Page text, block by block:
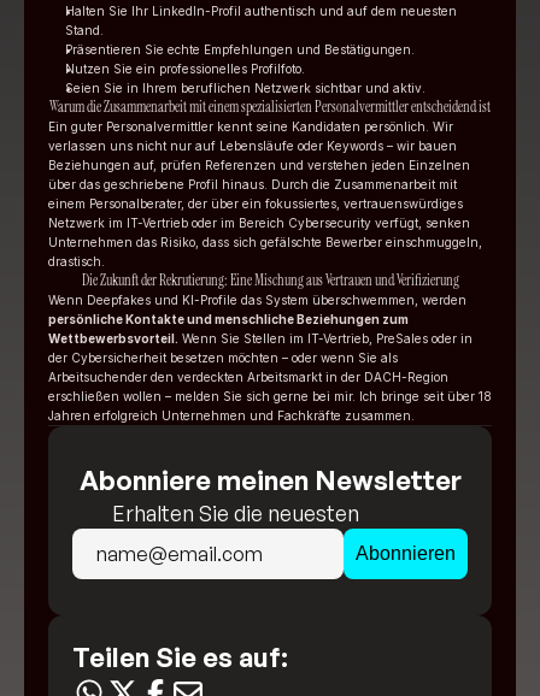
Halten Sie Ihr LinkedIn-Profil authentisch und auf dem neuesten
Stand.
Präsentieren Sie echte Empfehlungen und Bestätigungen.
Nutzen Sie ein professionelles Profilfoto.
Seien Sie in Ihrem beruflichen Netzwerk sichtbar und aktiv.
Warum die Zusammenarbeit mit einem spezialisierten Personalvermittler entscheidend ist
Ein guter Personalvermittler kennt seine Kandidaten persönlich. Wir
verlassen uns nicht nur auf Lebensläufe oder Keywords – wir bauen
Beziehungen auf, prüfen Referenzen und verstehen jeden Einzelnen
über das geschriebene Profil hinaus. Durch die Zusammenarbeit mit
einem Personalberater, der über ein fokussiertes, vertrauenswürdiges
Netzwerk im IT-Vertrieb oder im Bereich Cybersecurity verfügt, senken
Unternehmen das Risiko, dass sich gefälschte Bewerber einschmuggeln,
drastisch.
Die Zukunft der Rekrutierung: Eine Mischung aus Vertrauen und Verifizierung
persönliche Kontakte und menschliche Beziehungen zum
Wettbewerbsvorteil. Wenn Sie Stellen im IT-Vertrieb, PreSales oder in
der Cybersicherheit besetzen möchten – oder wenn Sie als
Arbeitsuchender den verdeckten Arbeitsmarkt in der DACH-Region
erschließen wollen – melden Sie sich gerne bei mir. Ich bringe seit über 18
Jahren erfolgreich Unternehmen und Fachkräfte zusammen.
Abonniere meinen Newsletter
Erhalten Sie die neuesten
Einblicke direkt in Ihr Postfach!
Teilen Sie es auf: